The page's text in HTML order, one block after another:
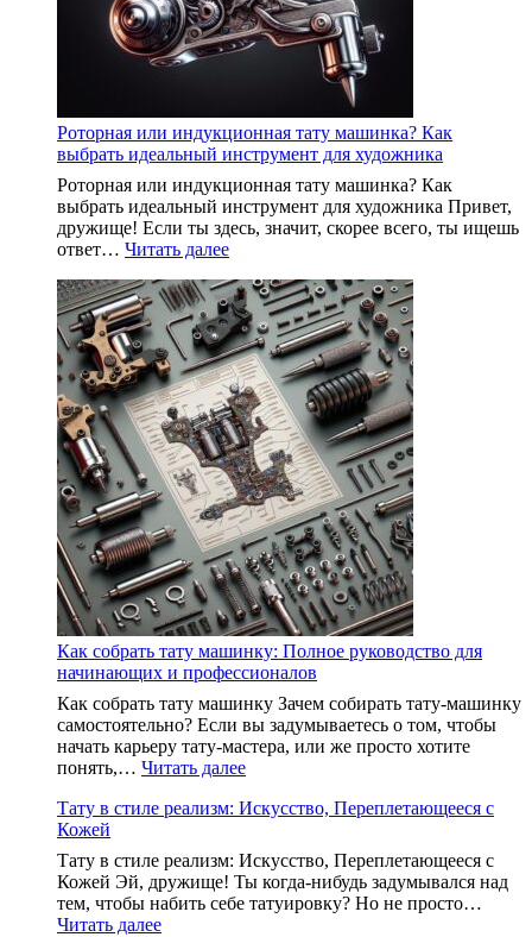
Роторная или индукционная тату машинка? Как
выбрать идеальный инструмент для художника
Роторная или индукционная тату машинка? Как
выбрать идеальный инструмент для художника Привет,
дружище! Если ты здесь, значит, скорее всего, ты ищешь
ответ… Читать далее:
или
индукционная
тату
машинка?
Как
выбрать
идеальный
инструмент
для
художника
Как собрать тату машинку: Полное руководство для
начинающих и профессионалов
Как собрать тату машинку Зачем собирать тату-машинку
самостоятельно? Если вы задумываетесь о том, чтобы
начать карьеру тату-мастера, или же просто хотите
понять,… Читать далее:
собрать
машинку:
Полное
руководство
для
Тату в стиле реализм: Искусство, Переплетающееся с
Кожей
Тату в стиле реализм: Искусство, Переплетающееся с
Кожей Эй, дружище! Ты когда-нибудь задумывался над
тем, чтобы набить себе татуировку? Но не просто…
Читать далее: